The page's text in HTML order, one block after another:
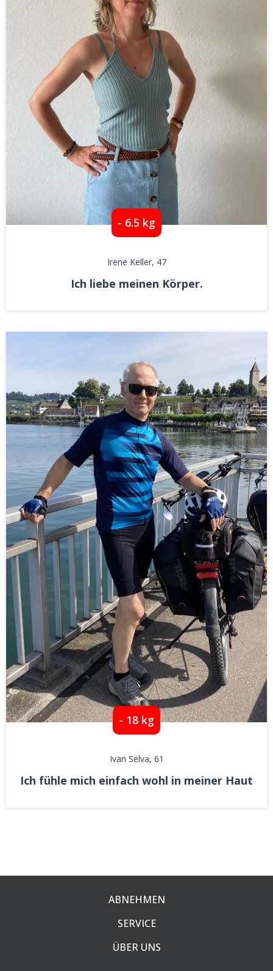
- 6.5 kg
Irene Keller, 47
Ich liebe meinen Körper.
- 18 kg
Ivan Selva, 61
Ich fühle mich einfach wohl in meiner Haut
ABNEHMEN
SERVICE
ÜBER UNS